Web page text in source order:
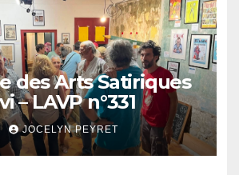
des Arts Satiriques
– LAVP n°331
JOCELYN PEYRET